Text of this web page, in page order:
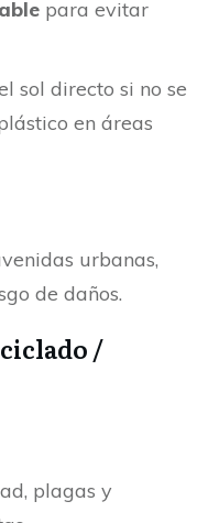
para evitar
sol directo si no se
en áreas
urbanas,
de daños.
/
plagas y